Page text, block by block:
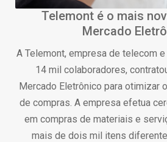
Telemont é o mais
Mercado
A Telemont, empresa de telecom
14 mil colaboradores,
Mercado Eletrônico para otimizar
de compras. A empresa efetua
em compras de materiais e
mais de dois mil itens